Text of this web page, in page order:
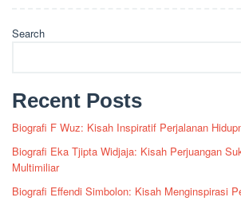
Search
Recent Posts
Biografi F Wuz: Kisah Inspiratif Perjalanan
Biografi Eka Tjipta Widjaja: Kisah Perjuangan
Multimiliar
Biografi Effendi Simbolon: Kisah Menginspirasi